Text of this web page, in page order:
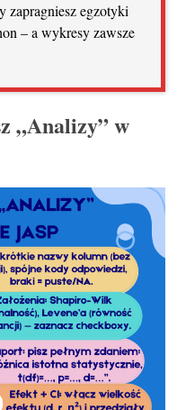
zapragniesz egzotyki
– a wykresy zawsze
„Analizy” w